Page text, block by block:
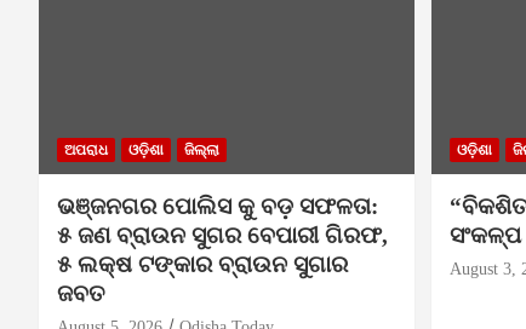
ଅପରାଧ ଓଡ଼ିଶା ଜିଲ୍ଲା
ଭଞ୍ଜନଗର ପୋଲିସ କୁ ବଡ଼ ସଫଳତା:
୫ ଜଣ ବ୍ରାଉନ ସୁଗର ବେପାରୀ ଗିରଫ,
୫ ଲକ୍ଷ ଟଙ୍କାର ବ୍ରାଉନ ସୁଗାର
ଜବତ
ଓଡ଼ିଶା
ସଂକଳ୍ପ
August 3,